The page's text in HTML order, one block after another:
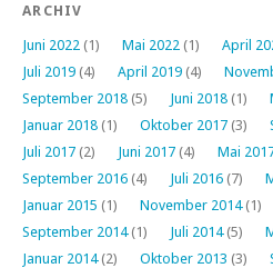
ARCHIV
Juni 2022 (1) Mai 2022 (1) April
Juli 2019 (4) April 2019 (4)
September 2018 (5) Juni 2018 (1)
Januar 2018 (1) Oktober 2017 (3)
Juli 2017 (2) Juni 2017 (4) Mai
September 2016 (4) Juli 2016 (7)
Januar 2015 (1) November 2014(1)
September 2014(1) Juli 2014(5)
Januar 2014(2) Oktober 2013 (3)